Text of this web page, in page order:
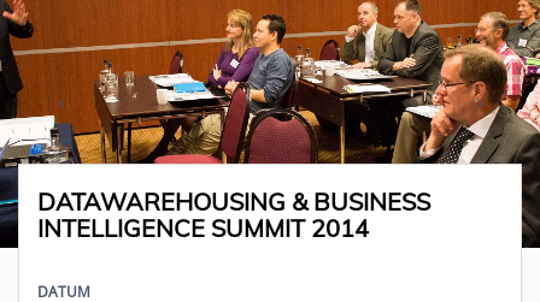
DATAWAREHOUSING & BUSINESS
INTELLIGENCE SUMMIT 2014
DATUM